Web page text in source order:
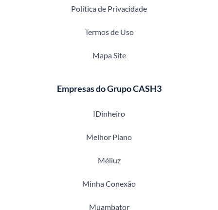
Política de Privacidade
Termos de Uso
Mapa Site
Empresas do Grupo CASH3
IDinheiro
Melhor Plano
Méliuz
Minha Conexão
Muambator